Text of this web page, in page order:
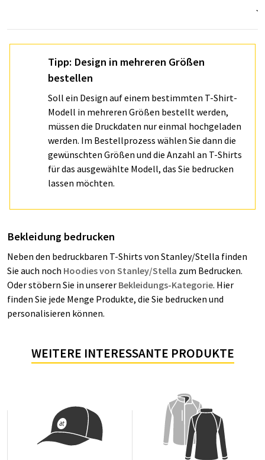
Tipp: Design in mehreren Größen
bestellen
Soll ein Design auf einem bestimmten T-Shirt-
Modell in mehreren Größen bestellt werden,
müssen die Druckdaten nur einmal hochgeladen
werden. Im Bestellprozess wählen Sie dann die
gewünschten Größen und die Anzahl an T-Shirts
für das ausgewählte Modell, das Sie bedrucken
lassen möchten.
Bekleidung bedrucken
Neben den bedruckbaren T-Shirts von Stanley/Stella finden
Sie auch noch Hoodies von Stanley/Stella zum Bedrucken.
Oder stöbern Sie in unserer Bekleidungs-Kategorie. Hier
finden Sie jede Menge Produkte, die Sie bedrucken und
personalisieren können.
WEITERE INTERESSANTE PRODUKTE